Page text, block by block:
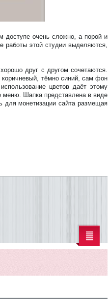
доступе очень сложно, а порой и
работы этой студии выделяются,
друг с другом сочетаются.
тёмно синий, сам фон
цветов даёт этому
меню. Шапка представлена в виде
для монетизации сайта размещая